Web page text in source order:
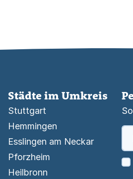
Städte im Umkreis
Stuttgart
Hemmingen
Esslingen am Neckar
Pforzheim
Heilbronn